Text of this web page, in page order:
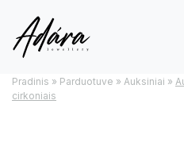
Pradinis » Parduotuve » Auksiniai »
cirkoniais